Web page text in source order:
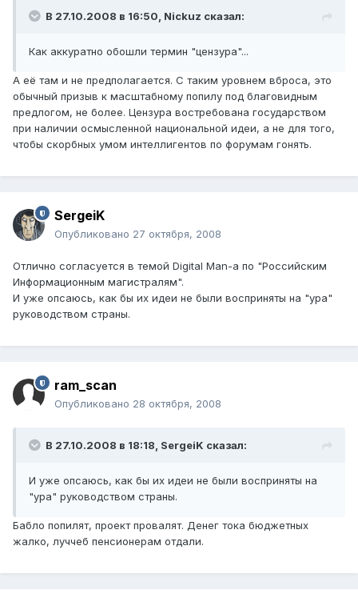
В 27.10.2008 в 16:50, Nickuz сказал:
Как аккуратно обошли термин "цензура"...
А её там и не предполагается. С таким уровнем вброса, это
обычный призыв к масштабному попилу под благовидным
предлогом, не более. Цензура востребована государством
при наличии осмысленной национальной идеи, а не для того,
чтобы скорбных умом интеллигентов по форумам гонять.
SergeiK
Опубликовано 27 октября, 2008
Отлично согласуется в темой Digital Man-а по "Российским
Информационным магистралям".
И уже опсаюсь, как бы их идеи не были восприняты на "ура"
руководством страны.
ram_scan
Опубликовано 28 октября, 2008
В 27.10.2008 в 18:18, SergeiK сказал:
И уже опсаюсь, как бы их идеи не были восприняты на
"ура" руководством страны.
Бабло попилят, проект провалят. Денег тока бюджетных
жалко, луччеб пенсионерам отдали.